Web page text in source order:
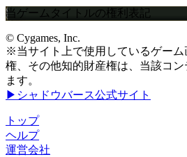
当ゲームタイトルの権利表記
© Cygames, Inc.
※当サイト上で使用しているゲー
権、その他知的財産権は、当該コ
ます。
▶シャドウバース公式サイト
トップ
ヘルプ
運営会社